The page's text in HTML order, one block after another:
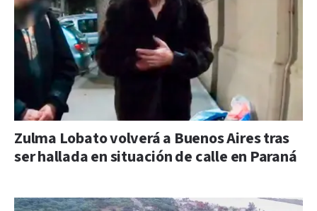
Zulma Lobato volverá a Buenos Aires tras
ser hallada en situación de calle en Paraná